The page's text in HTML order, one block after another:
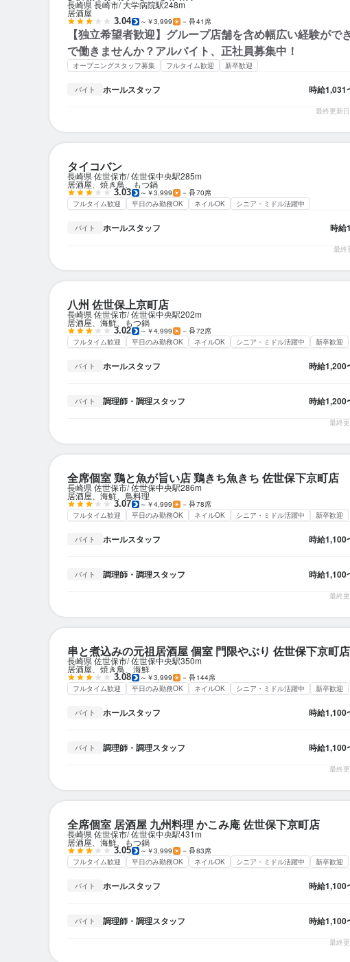
長崎県 長崎市 大学病院駅248m
居酒屋
3.04 ～￥3,999 － 41席
【独立希望者歓迎】グループ店舗を含め幅広い経験がで
で働きませんか？アルバイト、正社員募集中！
オープニングスタッフ募集 フルタイム歓迎 新卒歓迎
バイト ホールスタッフ 時給1,031
最終更新
タイコバン
長崎県 佐世保市 佐世保中央駅285m
居酒屋、焼き鳥、もつ鍋
3.03 ～￥3,999 －
70席
フルタイム歓迎
平日のみ勤務OK ネイルOK シニア・ミドル活躍中
バイト ホールスタッフ 時給
最終
八州 佐世保上京町店
長崎県 佐世保市 佐世保中央駅202m
居酒屋、海鮮、もつ鍋
3.02 ～￥4,999 －
72席
フルタイム歓迎
平日のみ勤務OK ネイルOK シニア・ミドル活躍中 新卒歓迎
バイト ホールスタッフ 時給1,200
バイト 調理師・調理スタッフ 時給1,200
最終
全席個室 鶏と魚が旨い店 鶏きち魚きち 佐世保下京町店
長崎県 佐世保市 佐世保中央駅286m
居酒屋、海鮮、鳥料理
3.07 ～￥4,999 －
78席
フルタイム歓迎
平日のみ勤務OK ネイルOK シニア・ミドル活躍中 新卒歓迎
バイト ホールスタッフ 時給1,100
バイト 調理師・調理スタッフ 時給1,100
最終
串と煮込みの元祖居酒屋 個室 門限やぶり 佐世保下京町店
長崎県 佐世保市 佐世保中央駅350m
居酒屋、焼き鳥、海鮮
3.08 ～￥3,999 －
144席
フルタイム歓迎
平日のみ勤務OK ネイルOK シニア・ミドル活躍中 新卒歓迎
バイト ホールスタッフ 時給1,100
バイト 調理師・調理スタッフ 時給1,100
最終
全席個室 居酒屋 九州料理 かこみ庵 佐世保下京町店
長崎県 佐世保市 佐世保中央駅431m
居酒屋、海鮮、もつ鍋
3.05 ～￥3,999 －
83席
フルタイム歓迎
平日のみ勤務OK ネイルOK シニア・ミドル活躍中 新卒歓迎
バイト ホールスタッフ 時給1,100
バイト 調理師・調理スタッフ 時給1,100
最終
バイト
バイト
バイト
バイト
バイト
バイト
バイト
バイト
バイト
バイト
バイト
バイト
バイト
バイト
バイト
バイト
バイト
バイト
バイト
バイト